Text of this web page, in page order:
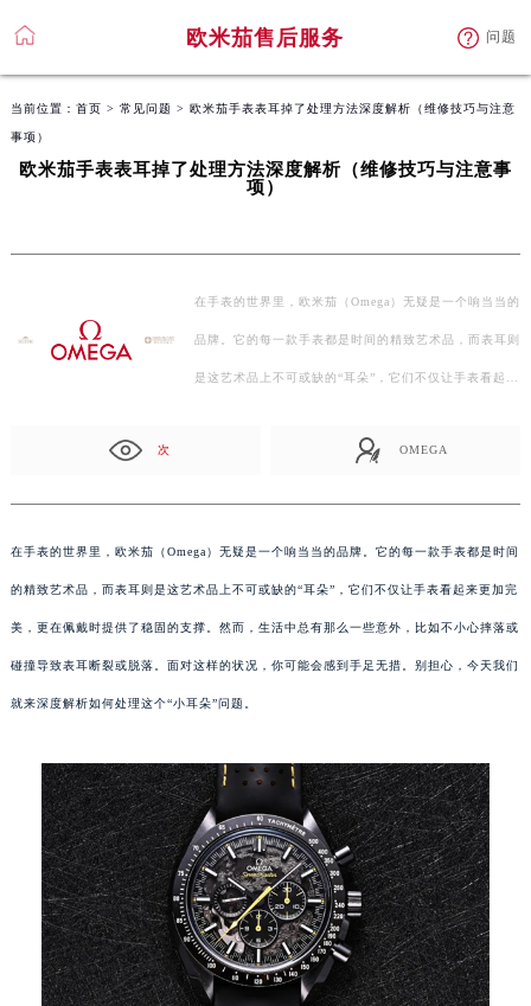
欧米茄售后服务 问题
当前位置： 首页 > 常见问题 > 欧米茄手表表耳掉了处理方法深度解析（维修技巧与注意
事项）
欧米茄手表表耳掉了处理方法深度解析（维修技巧与注意事
项）
在手表的世界里，欧米茄（Omega）无疑是一个响当当的
品牌。它的每一款手表都是时间的精致艺术品，而表耳则
是这艺术品上不可或缺的“耳朵”，它们不仅让手表看起
次 OMEGA
在手表的世界里，欧米茄（Omega）无疑是一个响当当的品牌。它的每一款手表都是时间
的精致艺术品，而表耳则是这艺术品上不可或缺的“耳朵”，它们不仅让手表看起来更加完
美，更在佩戴时提供了稳固的支撑。然而，生活中总有那么一些意外，比如不小心摔落或
碰撞导致表耳断裂或脱落。面对这样的状况，你可能会感到手足无措。别担心，今天我们
就来深度解析如何处理这个“小耳朵”问题。